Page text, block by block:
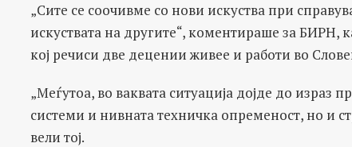
„Сите се соочивме со нови искуства при
искуствата на другите“, коментираше за
кој речиси две децении живее и работи во
„Меѓутоа, во ваквата ситуација дојде до израз
системи и нивната техничка опременост, но и
вели тој.